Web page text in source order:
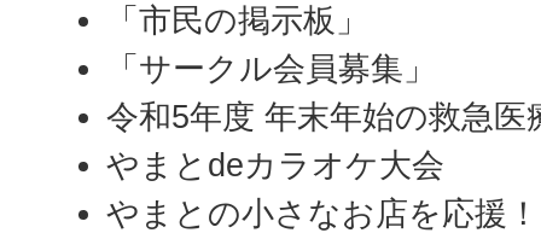
「市民の掲示板」
「サークル会員募集」
令和5年度 年末年始の救急医
やまとdeカラオケ大会
やまとの小さなお店を応援